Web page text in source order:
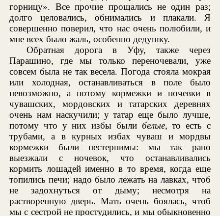
горницу». Все прочие прощались не один раз;
долго целовались, обнимались и плакали. Я
совершенно поверил, что нас очень полюбили, и
мне всех было жаль, особенно дедушку.
Обратная дорога в Уфу, также через
Парашино, где мы только переночевали, уже
совсем была не так весела. Погода стояла мокрая
или холодная, останавливаться в поле было
невозможно, а потому кормежки и ночевки в
чувашских, мордовских и татарских деревнях
очень нам наскучили; у татар еще было лучше,
потому что у них избы были белые, то есть с
трубами, а в курных избах чуваш и мордвы
кормежки были нестерпимы: мы так рано
выезжали с ночевок, что останавливались
кормить лошадей именно в то время, когда еще
топились печи; надо было лежать на лавках, чтоб
не задохнуться от дыму; несмотря на
растворенную дверь. Мать очень боялась, чтоб
мы с сестрой не простудились, и мы обыкновенно